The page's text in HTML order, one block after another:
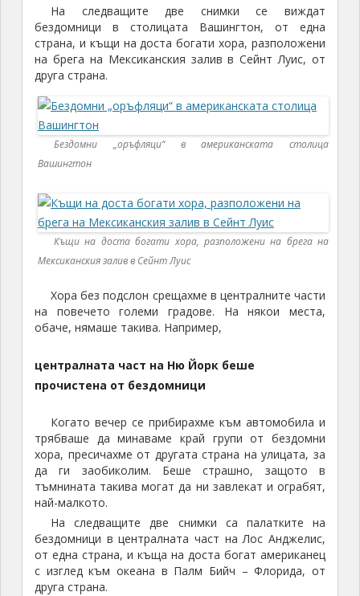
На следващите две снимки се виждат
бездомници в столицата Вашингтон, от една
страна, и къщи на доста богати хора, разположени
на брега на Мексиканския залив в Сейнт Луис, от
друга страна.
Бездомни „оръфляци“ в американската столица
Вашингтон
Къщи на доста богати хора, разположени на брега на
Мексиканския залив в Сейнт Луис
Хора без подслон срещахме в централните части
на повечето големи градове. На някои места,
обаче, нямаше такива. Например,
централната част на Ню Йорк беше
прочистена от бездомници
Когато вечер се прибирахме към автомобила и
трябваше да минаваме край групи от бездомни
хора, пресичахме от другата страна на улицата, за
да ги заобиколим. Беше страшно, защото в
тъмнината такива могат да ни завлекат и ограбят,
най-малкото.
На следващите две снимки са палатките на
бездомници в централната част на Лос Анджелис,
от една страна, и къща на доста богат американец
с изглед към океана в Палм Бийч – Флорида, от
друга страна.